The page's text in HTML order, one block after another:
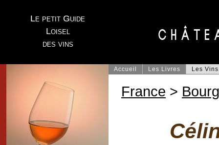
Le petit Guide
Loisel
des vins
Accueil Les Livres Les Vins
France >